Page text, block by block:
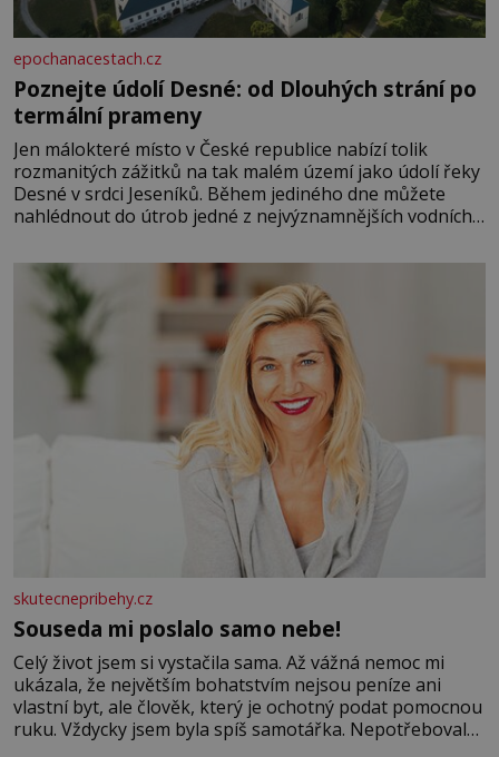
epochanacestach.cz
Poznejte údolí Desné: od Dlouhých strání po
termální prameny
Jen málokteré místo v České republice nabízí tolik
rozmanitých zážitků na tak malém území jako údolí řeky
Desné v srdci Jeseníků. Během jediného dne můžete
nahlédnout do útrob jedné z nejvýznamnějších vodních
se na koloběžce a den zakončit poznáváním památek ve
Velkých Losinách nebo v termálním
skutecnepribehy.cz
Souseda mi poslalo samo nebe!
Celý život jsem si vystačila sama. Až vážná nemoc mi
ukázala, že největším bohatstvím nejsou peníze ani
vlastní byt, ale člověk, který je ochotný podat pomocnou
ruku. Vždycky jsem byla spíš samotářka. Nepotřebovala